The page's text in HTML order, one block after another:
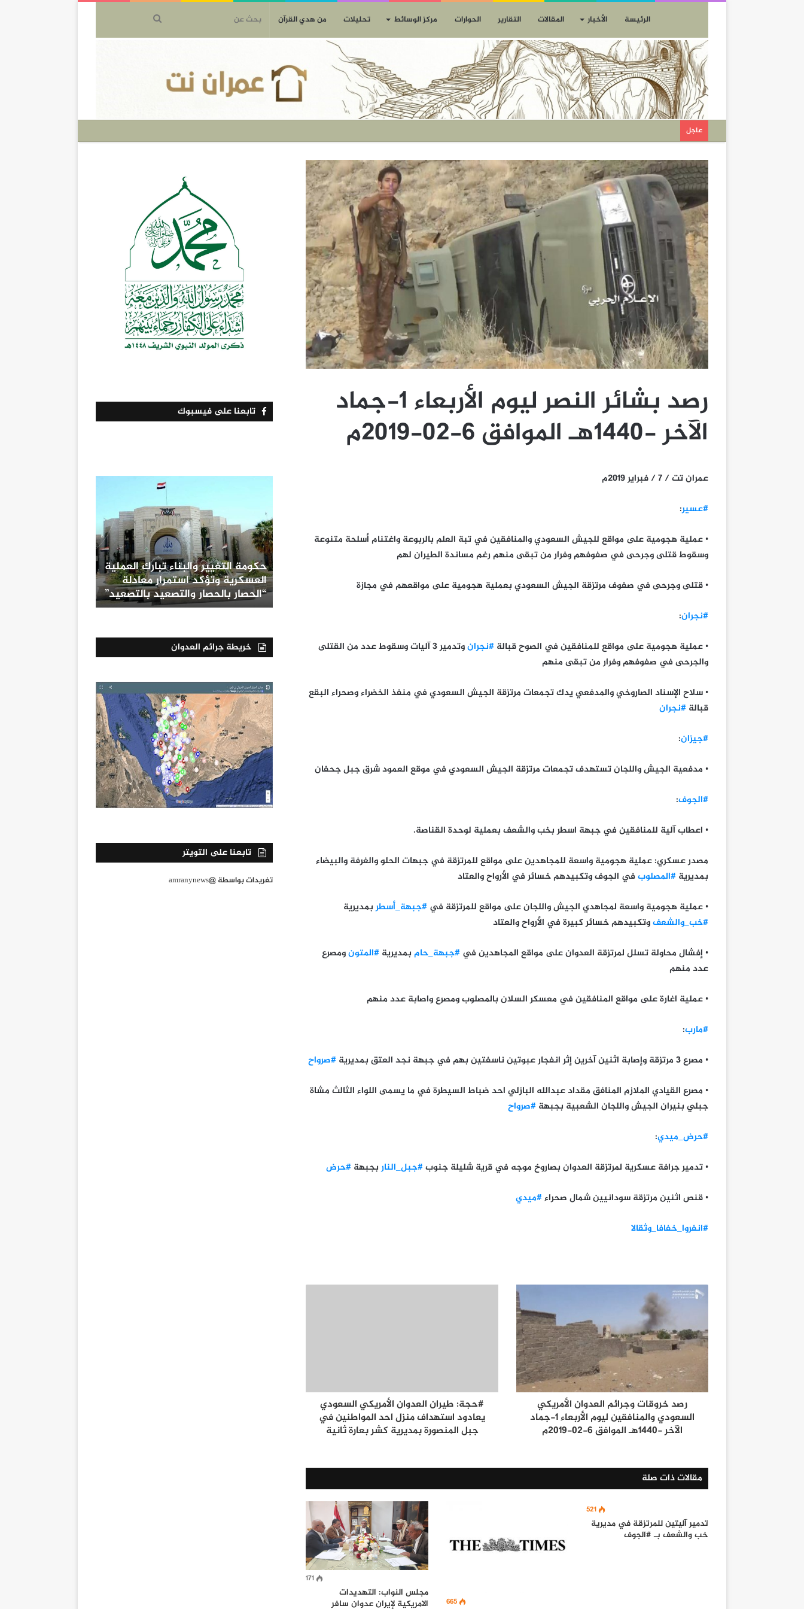
الرئيسة الأخبار المقالات التقارير الحوارات مركز الوسائط تحليلات من هدي القرآن
عاجل
رصد بشائر النصر ليوم الأربعاء 1-جماد
الآخر -1440هـ الموافق 6-02-2019م
عمران تت / 7 / فبراير 2019م
#عسير:
• عملية هجومية على مواقع للجيش السعودي والمنافقين في تبة العلم بالربوعة واغتنام أسلحة متنوعة
وسقوط قتلى وجرحى في صفوفهم وفرار من تبقى منهم رغم مساندة الطيران لهم
• قتلى وجرحى في صفوف مرتزقة الجيش السعودي بعملية هجومية على مواقعهم في مجازة
#نجران:
• عملية هجومية على مواقع للمنافقين في الصوح قبالة #نجران
وتدمير 3 آليات وسقوط عدد من القتلى
والجرحى في صفوفهم وفرار من تبقى منهم
• سلاح الإسناد الصاروخي والمدفعي يدك تجمعات مرتزقة الجيش السعودي في منفذ الخضراء وصحراء البقع
قبالة #نجران
#جيزان:
• مدفعية الجيش واللجان تستهدف تجمعات مرتزقة الجيش السعودي في موقع العمود شرق جبل جحفان
#الجوف:
• اعطاب آلية للمنافقين في جبهة اسطر بخب والشعف بعملية لوحدة القناصة.
مصدر عسكري: عملية هجومية واسعة للمجاهدين على مواقع للمرتزقة في جبهات الحلو والغرفة والبيضاء
بمديرية #المصلوب في الجوف وتكبيدهم خسائر في الأرواح والعتاد
• عملية هجومية واسعة لمجاهدي الجيش واللجان على مواقع للمرتزقة في #جبهة_أسطربمديرية
#خب_والشعفوتكبيدهم خسائر كبيرة في الأرواح والعتاد
• إفشال محاولة تسلل لمرتزقة العدوان على مواقع المجاهدين في #جبهة_حام بمديرية #المتونومصرع
عدد منهم
• عملية اغارة على مواقع المنافقين في معسكر السلان بالمصلوب ومصرع واصابة عدد منهم
#مارب:
• مصرع 3 مرتزقة وإصابة اثنين آخرين إثر انفجار عبوتين ناسفتين بهم في جبهة نجد العتق بمديرية #صرواح
• مصرع القيادي الملازم المنافق مقداد عبدالله البازلي احد ضباط السيطرة في ما يسمى اللواء الثالث مشاة
جبلي بنيران الجيش واللجان الشعبية بجبهة #صرواح
#حرض_ميدي:
• تدمير جرافة عسكرية لمرتزقة العدوان بصاروخ موجه في قرية شليلة جنوب #جبل_الناربجبهة #حرض
• قنص اثنين مرتزقة سودانيين شمال صحراء #ميدي
#انفروا_خفافا_وثقالا
رصد خروقات وجرائم العدوان الأمريكي
السعودي والمنافقين ليوم الأربعاء 1-جماد
الآخر -1440هـ الموافق 6-02-2019م
#حجة: طيران العدوان الأمريكي السعودي
يعادود استهداف منزل احد المواطنين في
جبل المنصورة بمديرية كشر بعارة ثانية
مقالات ذات صلة
521
تدمير آليتين للمرتزقة في مديرية
خب والشعف بـ #الجوف
665
171
مجلس النواب: التهديدات
الامريكية لإيران عدوان سافر
تابعنا على فيسبوك
حكومة التغيير والبناء تبارك العملية
العسكرية وتؤكد استمرار معادلة
“الحصار بالحصار والتصعيد بالتصعيد”
خريطة جرائم العدوان
تابعنا على التويتر
تغريدات بواسطة @amranynews